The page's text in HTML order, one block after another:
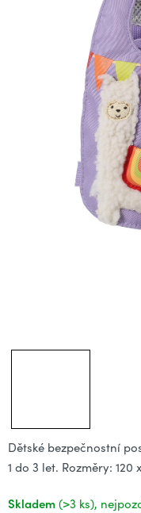
Dětské bezpečnostní
1 do 3 let. Rozměry: 120
Skladem (>3 ks)